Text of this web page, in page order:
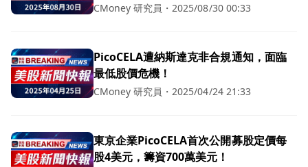
CMoney 研究員 ・ 2025/08/30 00:33
PicoCELA遭納斯達克非合規通知，面臨
最低股價危機！
CMoney 研究員 ・ 2025/04/24 21:33
東京企業PicoCELA首次公開募股定價每
股4美元，籌資700萬美元！